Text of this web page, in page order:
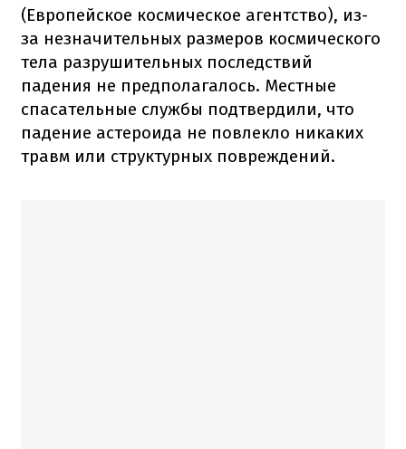
(Европейское космическое агентство), из-
за незначительных размеров космического
тела разрушительных последствий
падения не предполагалось. Местные
спасательные службы подтвердили, что
падение астероида не повлекло никаких
травм или структурных повреждений.